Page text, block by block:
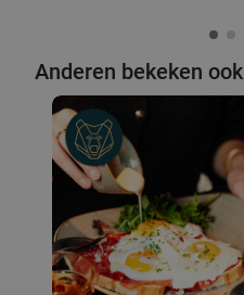
Anderen bekeken ook